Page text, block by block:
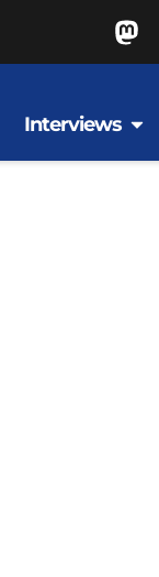
Interviews